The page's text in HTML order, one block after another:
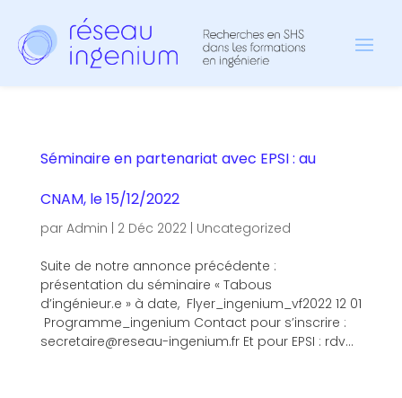
Séminaire en partenariat avec EPSI : au
CNAM, le 15/12/2022
par Admin 2 Déc 2022| Uncategorized
Suite de notre annonce précédente :
présentation du séminaire « Tabous
d’ingénieur.e » à date, Flyer_ingenium_vf2022 12 01
Programme_ingenium Contact pour s’inscrire :
secretaire@reseau-ingenium.fr Et pour EPSI : rdv...